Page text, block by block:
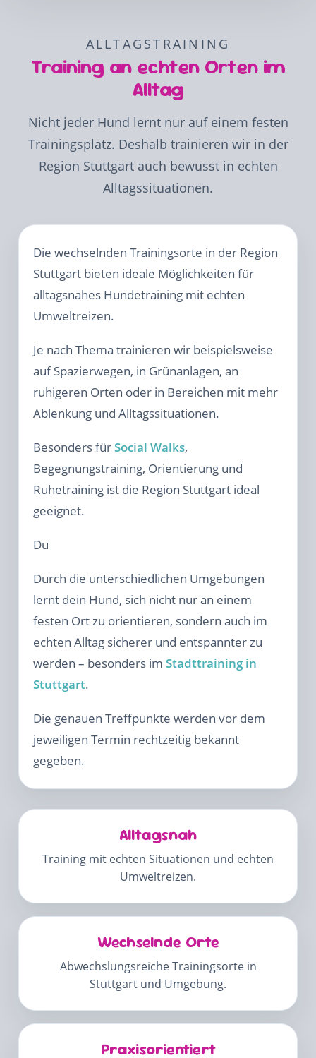
ALLTAGSTRAINING
Training an echten Orten im
Alltag
Nicht jeder Hund lernt nur auf einem festen
Trainingsplatz. Deshalb trainieren wir in der
Region Stuttgart auch bewusst in echten
Alltagssituationen.
Die wechselnden Trainingsorte in der Region
Stuttgart bieten ideale Möglichkeiten für
alltagsnahes Hundetraining mit echten
Umweltreizen.
Je nach Thema trainieren wir beispielsweise
auf Spazierwegen, in Grünanlagen, an
ruhigeren Orten oder in Bereichen mit mehr
Ablenkung und Alltagssituationen.
Besonders fürSocial Walks,
Begegnungstraining, Orientierung und
Ruhetraining ist die Region Stuttgart ideal
geeignet.
Du
Durch die unterschiedlichen Umgebungen
lernt dein Hund, sich nicht nur an einem
festen Ort zu orientieren, sondern auch im
echten Alltag sicherer und entspannter zu
werden – besonders im Stadttraining in
Stuttgart.
Die genauen Treffpunkte werden vor dem
jeweiligen Termin rechtzeitig bekannt
gegeben.
Alltagsnah
Training mit echten Situationen und echten
Umweltreizen.
Wechselnde Orte
Abwechslungsreiche Trainingsorte in
Stuttgart und Umgebung.
Praxisorientiert